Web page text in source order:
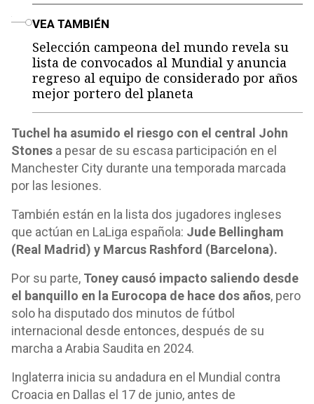
VEA TAMBIÉN
Selección campeona del mundo revela su
lista de convocados al Mundial y anuncia
regreso al equipo de considerado por años
mejor portero del planeta
Tuchel ha asumido el riesgo con el central John
Stones a pesar de su escasa participación en el
Manchester City durante una temporada marcada
por las lesiones.
También están en la lista dos jugadores ingleses
que actúan en LaLiga española: Jude Bellingham
(Real Madrid) y Marcus Rashford (Barcelona).
Por su parte, Toney causó impacto saliendo desde
el banquillo en la Eurocopa de hace dos años, pero
solo ha disputado dos minutos de fútbol
internacional desde entonces, después de su
marcha a Arabia Saudita en 2024.
Inglaterra inicia su andadura en el Mundial contra
Croacia en Dallas el 17 de junio, antes de